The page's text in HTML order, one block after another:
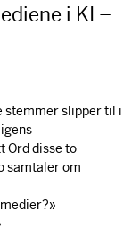
i KI –
stemmer slipper til i
Ord disse to
samtaler om